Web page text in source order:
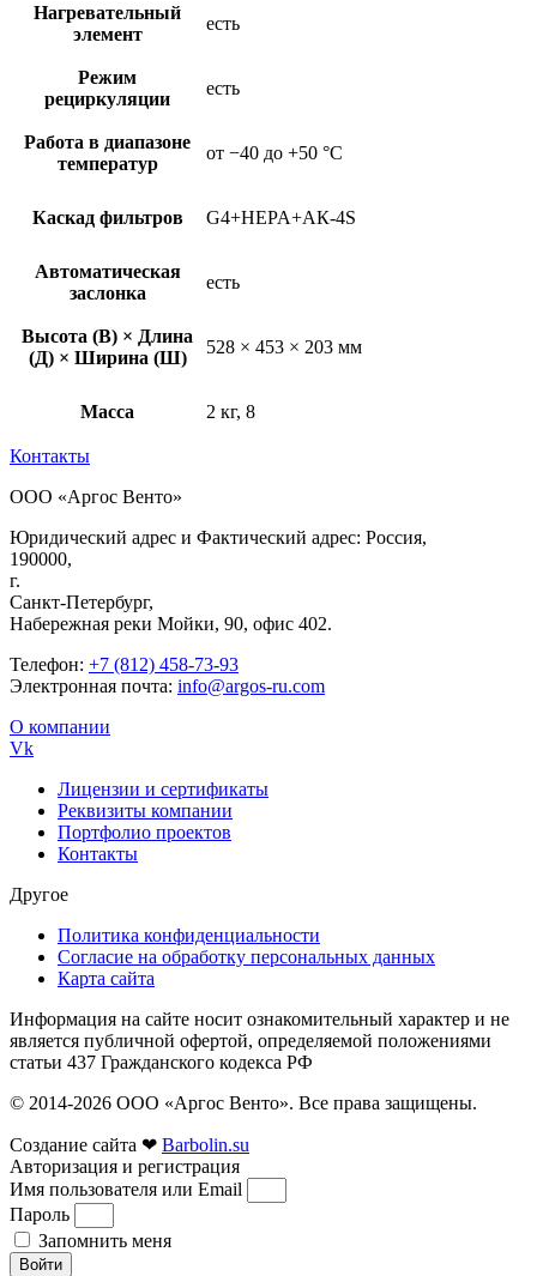
Нагревательный
элемент
есть
Режим
рециркуляции
есть
Работа в диапазоне
температур
от −40 до +50 °С
Каскад фильтров G4+HEPA+АК-4S
Автоматическая
заслонка
есть
Высота (В) × Длина
(Д) × Ширина (Ш)
528 × 453 × 203 мм
Масса 2 кг, 8
Контакты
ООО «Аргос Венто»
Юридический адрес и Фактический адрес: Россия,
190000,
г.
Санкт-Петербург,
Набережная реки Мойки, 90, офис 402.
Телефон: +7 (812) 458-73-93
Электронная почта: info@argos-ru.com
О компании
Vk
Лицензии и сертификаты
Реквизиты компании
Портфолио проектов
Контакты
Другое
Политика конфиденциальности
Согласие на обработку персональных данных
Карта сайта
Информация на сайте носит ознакомительный характер и не
является публичной офертой, определяемой положениями
статьи 437 Гражданского кодекса РФ
© 2014-2026 ООО «Аргос Венто». Все права защищены.
Создание сайта ❤ Barbolin.su
Авторизация и регистрация
Имя пользователя или Email
Пароль
Запомнить меня
Войти